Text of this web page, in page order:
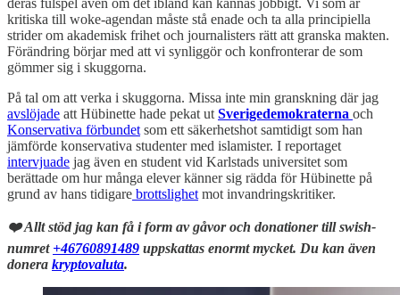
deras fulspel även om det ibland kan kännas jobbigt. Vi som är
kritiska till woke-agendan måste stå enade och ta alla principiella
strider om akademisk frihet och journalisters rätt att granska makten.
Förändring börjar med att vi synliggör och konfronterar de som
gömmer sig i skuggorna.
På tal om att verka i skuggorna. Missa inte min granskning där jag
avslöjade att Hübinette hade pekat utSverigedemokraterna och
Konservativa förbundetsom ett säkerhetshot samtidigt som han
jämförde konservativa studenter med islamister. I reportaget
intervjuade jag även en student vid Karlstads universitet som
berättade om hur många elever känner sig rädda för Hübinette på
grund av hans tidigare brottslighetmot invandringskritiker.
❤️ Allt stöd jag kan få i form av gåvor och donationer till swish-
numret +46760891489 uppskattas enormt mycket. Du kan även
donera kryptovaluta.